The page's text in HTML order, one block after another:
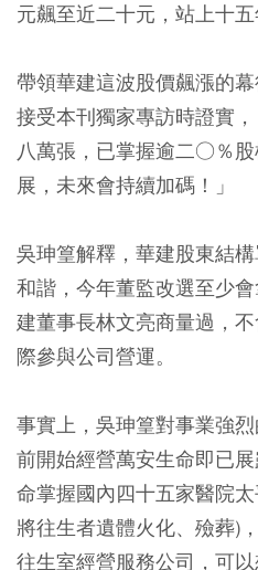
元飆至近二十元，站上十五
帶領華建這波股價飆漲的
接受本刊獨家專訪時證實，
八萬張，已掌握逾二○％
展，未來會持續加碼！」
吳珅篁解釋，華建股東結
和諧，今年董監改選至少
建董事長林文亮商量過，
際參與公司營運。
事實上，吳珅篁對事業強
前開始經營萬安生命即已
命掌握國內四十五家醫院
將往生者遺體火化、殮葬)
往生室經營服務公司，可以